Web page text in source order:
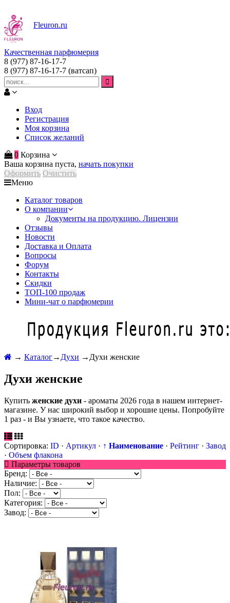
Fleuron.ru
Качественная парфюмерия
8 (977) 87-16-17-7
8 (977) 87-16-17-7 (ватсап)
Вход
Регистрация
Моя корзина
Список желаний
0 Корзина
Ваша корзина пуста, начать покупки
Оформить Очистить
Меню
Каталог товаров
О компании
Документы на продукцию. Лицензии
Отзывы
Новости
Доставка и Оплата
Вопросы
Форум
Контакты
Скидки
ТОП-100 продаж
Мини-чат о парфюмерии
→ Каталог→ Духи → Духи женские
Духи женские
Купить женские духи - ароматы 2026 года в нашем интернет-
магазине. У нас широкий выбор и хорошие цены. Попробуйте
1 раз - и Вы узнаете, что такое качество.
Сортировка: ID · Артикул · ↑ Наименование · Рейтинг · Завод
· Объем флакона
Параметры товаров
Бренд:
Наличие:
Пол:
Категория:
Завод: